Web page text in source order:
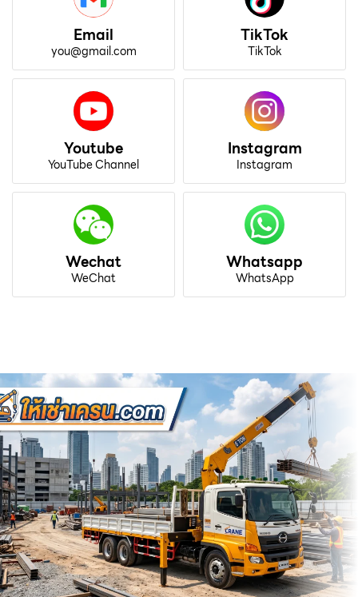
Email
you@gmail.com
TikTok
TikTok
Youtube
YouTube Channel
Instagram
Instagram
Wechat
WeChat
Whatsapp
WhatsApp